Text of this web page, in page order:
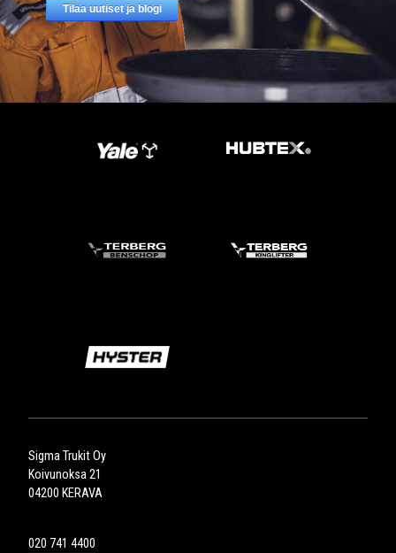
Sigma Trukit Oy
Koivunoksa 21
04200 KERAVA
020 741 4400